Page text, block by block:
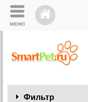
Фильтр